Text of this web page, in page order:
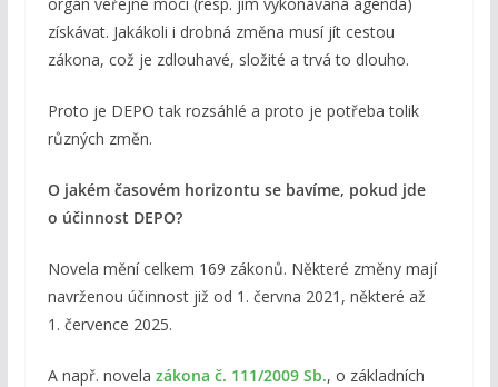
získávat. Jakákoli i drobná změna musí jít cestou
zákona, což je zdlouhavé, složité a trvá to dlouho.
Proto je DEPO tak rozsáhlé a proto je potřeba tolik
různých změn.
O jakém časovém horizontu se bavíme, pokud jde
o účinnost DEPO?
Novela mění celkem 169 zákonů. Některé změny mají
navrženou účinnost již od 1. června 2021, některé až
1. července 2025.
A např. novela zákona č. 111/2009 Sb., o základních